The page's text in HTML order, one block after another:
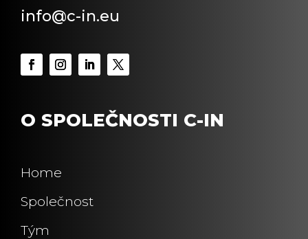
info@c-in.eu
O SPOLEČNOSTI C-IN
Home
Společnost
Tým